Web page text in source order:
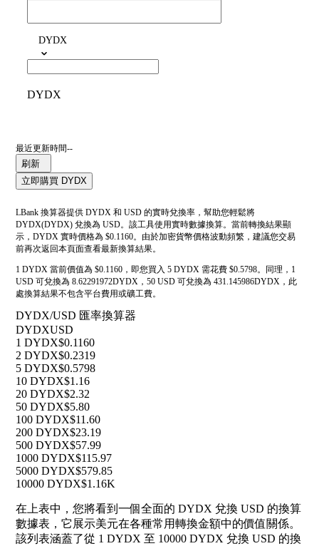
DYDX
DYDX
最近更新時間--
刷新
立即購買 DYDX
LBank 換算器提供 DYDX 和 USD 的實時兌換率，幫助您輕鬆將
DYDX(DYDX) 兌換為 USD。該工具使用實時數據換算。當前轉換結果顯
示，DYDX 實時價格為 $0.1160。由於加密貨幣價格波動頻繁，建議您交易
前再次返回本頁面查看最新換算結果。
1 DYDX 當前價值為 $0.1160，即您買入 5 DYDX 需花費 $0.5798。同理，1
USD 可兌換為 8.62291972DYDX，50 USD 可兌換為 431.145986DYDX，此
處換算結果不包含平台費用或礦工費。
DYDX/USD 匯率換算器
DYDXUSD
1 DYDX$0.1160
2 DYDX$0.2319
5 DYDX$0.5798
10 DYDX$1.16
20 DYDX$2.32
50 DYDX$5.80
100 DYDX$11.60
200 DYDX$23.19
500 DYDX$57.99
1000 DYDX$115.97
5000 DYDX$579.85
10000 DYDX$1.16K
在上表中，您將看到一個全面的 DYDX 兌換 USD 的換算
數據表，它展示美元在各種常用轉換金額中的價值關係。
該列表涵蓋了從 1 DYDX 至 10000 DYDX 兌換 USD 的換